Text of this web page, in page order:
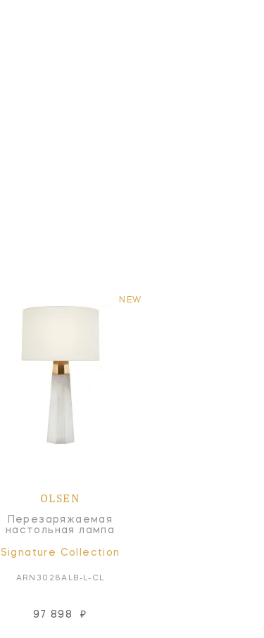
NEW
OLSEN
Перезаряжаемая
настольная лампа
Signature Collection
ARN3028ALB-L-CL
97 898 ₽